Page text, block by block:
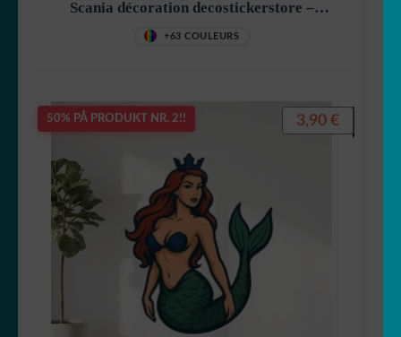
Scania décoration decostickerstore –
+63 COULEURS
50% PÅ PRODUKT NR. 2!! 3,90 €